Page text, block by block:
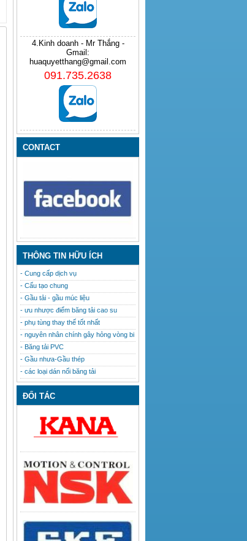
4.Kinh doanh - Mr Thắng -
Gmail:
huaquyetthang@gmail.com
091.735.2638
CONTACT
THÔNG TIN HỮU ÍCH
- Cung cấp dịch vụ
- Cấu tạo chung
- Gầu tải - gầu múc liệu
- ưu nhược điểm băng tải cao su
- phụ tùng thay thế tốt nhất
- nguyên nhân chính gây hỏng vòng bi
- Băng tải PVC
- Gầu nhưa-Gầu thép
- các loại dán nối băng tải
ĐỐI TÁC